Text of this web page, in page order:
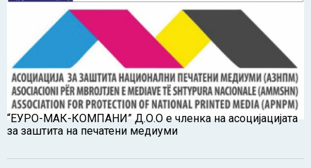
“ЕУРО-МАК-КОМПАНИ” Д.О.О е членка на асоцијацијата
за заштита на печатени медиуми